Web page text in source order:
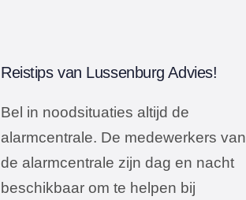
Reistips van Lussenburg Advies!
Bel in noodsituaties altijd de
alarmcentrale. De medewerkers van
de alarmcentrale zijn dag en nacht
beschikbaar om te helpen bij